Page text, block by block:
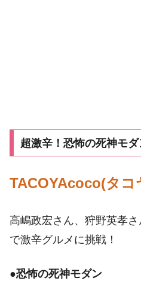
超激辛！恐怖の死神モダ
TACOYAcoco(タコ
高嶋政宏さん、狩野英孝
で激辛グルメに挑戦！
●恐怖の死神モダン